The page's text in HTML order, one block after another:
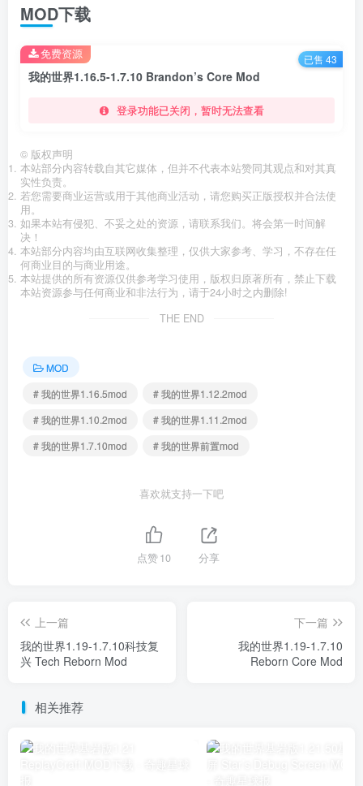
MOD下载
我的世界1.16.5-1.7.10 Brandon’s Core Mod
登录功能已关闭，暂时无法查看
免费资源 已售 43
© 版权声明
本站部分内容转载自其它媒体，但并不代表本站赞同其观点和对其真
实性负责。
若您需要商业运营或用于其他商业活动，请您购买正版授权并合法使
用。
如果本站有侵犯、不妥之处的资源，请联系我们。将会第一时间解
决！
本站部分内容均由互联网收集整理，仅供大家参考、学习，不存在任
何商业目的与商业用途。
本站提供的所有资源仅供参考学习使用，版权归原著所有，禁止下载
本站资源参与任何商业和非法行为，请于24小时之内删除!
THE END
MOD
# 我的世界1.16.5mod
# 我的世界1.12.2mod
# 我的世界1.10.2mod
# 我的世界1.11.2mod
# 我的世界1.7.10mod
# 我的世界前置mod
喜欢就支持一下吧
点赞10 分享
上一篇
我的世界1.19-1.7.10科技复
兴 Tech Reborn Mod
下一篇
我的世界1.19-1.7.10
Reborn Core Mod
相关推荐